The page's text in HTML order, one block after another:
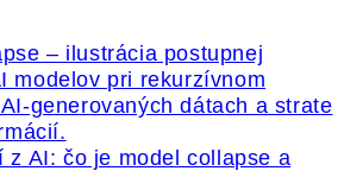
z AI: čo je model collapse a